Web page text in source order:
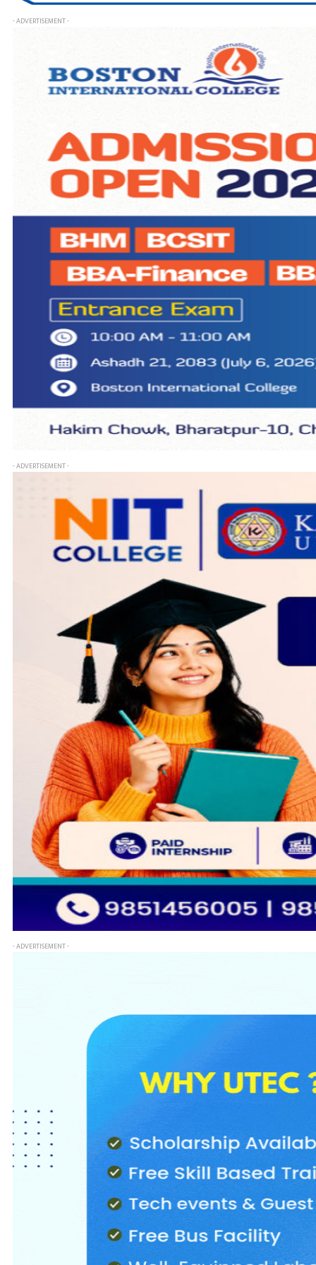
- ADVERTISEMENT -
- ADVERTISEMENT -
- ADVERTISEMENT -